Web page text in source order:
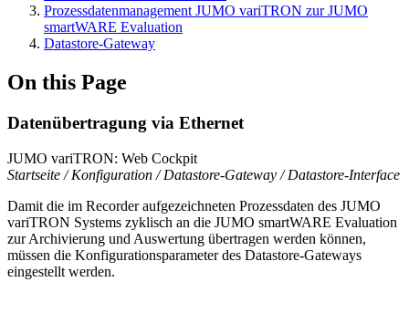
Prozessdatenmanagement JUMO variTRON zur JUMO
smartWARE Evaluation
Datastore-Gateway
On this Page
Datenübertragung via Ethernet
JUMO variTRON: Web Cockpit
Startseite / Konfiguration / Datastore-Gateway / Datastore-Interface
Damit die im Recorder aufgezeichneten Prozessdaten des JUMO
variTRON Systems zyklisch an die JUMO smartWARE Evaluation
zur Archivierung und Auswertung übertragen werden können,
müssen die Konfigurationsparameter des Datastore-Gateways
eingestellt werden.